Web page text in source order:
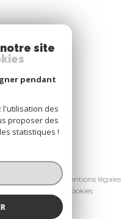
réservés
Mentions légales
Cookies
site
pendant
l'utilisation des
proposer des
statistiques !